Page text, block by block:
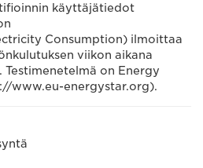
käyttäjätiedot
Consumption) ilmoittaa
viikon aikana
on Energy
www.eu-energystar.org).